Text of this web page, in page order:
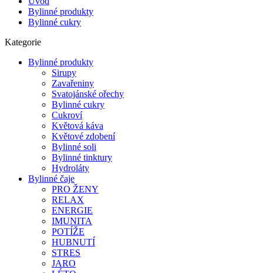
Bylinné produkty
Bylinné cukry
Kategorie
Bylinné produkty
Sirupy
Zavařeniny
Svatojánské ořechy
Bylinné cukry
Cukroví
Květová káva
Květové zdobení
Bylinné soli
Bylinné tinktury
Hydroláty
Bylinné čaje
PRO ŽENY
RELAX
ENERGIE
IMUNITA
POTÍŽE
HUBNUTÍ
STRES
JARO